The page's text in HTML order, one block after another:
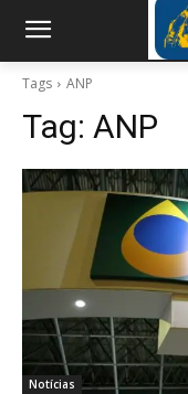
Tags ANP
Tag: ANP
Notícias